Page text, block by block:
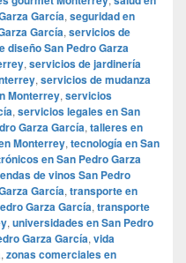
García, seguridad en
García, servicios de
diseño San Pedro Garza
, servicios de jardinería
, servicios de mudanza
Monterrey, servicios
, servicios legales en San
Garza García, talleres en
Monterrey, tecnología en San
en San Pedro Garza
de vinos San Pedro
García, transporte en
Garza García, transporte
, universidades en San Pedro
Garza García, vida
, zonas comerciales en